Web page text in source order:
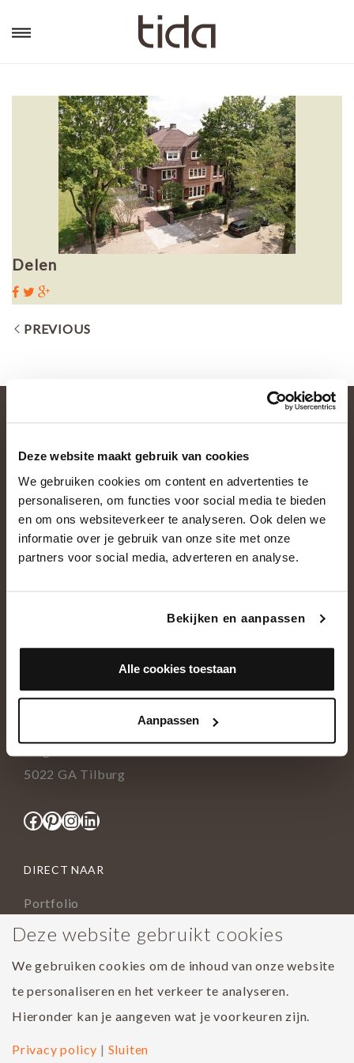
Deze website maakt gebruik van cookies
We gebruiken cookies om content en advertenties te
personaliseren, om functies voor social media te bieden
en om ons websiteverkeer te analyseren. Ook delen we
informatie over je gebruik van onze site met onze
partners voor social media, adverteren en analyse.
Bekijken en aanpassen
Alle cookies toestaan
Aanpassen
Delen
PREVIOUS
OVER ONS
NEEM CONTACT OP
+31(0)13 5362828
5022 GA Tilburg
Facebook
Pinterest
Instagram
LinkedIn
DIRECT NAAR
Portfolio
Assortiment
Houtsoorten
Populairste project 2023
Deze website gebruikt cookies
We gebruiken cookies om de inhoud van onze website
te personaliseren en het verkeer te analyseren.
Hieronder kan je aangeven wat je voorkeuren zijn.
Privacy policy | Sluiten